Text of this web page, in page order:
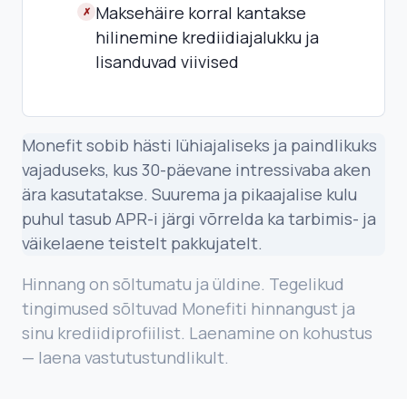
✗ Maksehäire korral kantakse
hilinemine krediidiajalukku ja
lisanduvad viivised
Monefit sobib hästi lühiajaliseks ja paindlikuks
vajaduseks, kus 30-päevane intressivaba aken
ära kasutatakse. Suurema ja pikaajalise kulu
puhul tasub APR-i järgi võrrelda ka tarbimis- ja
väikelaene teistelt pakkujatelt.
Hinnang on sõltumatu ja üldine. Tegelikud
tingimused sõltuvad Monefiti hinnangust ja
sinu krediidiprofiilist. Laenamine on kohustus
— laena vastutustundlikult.